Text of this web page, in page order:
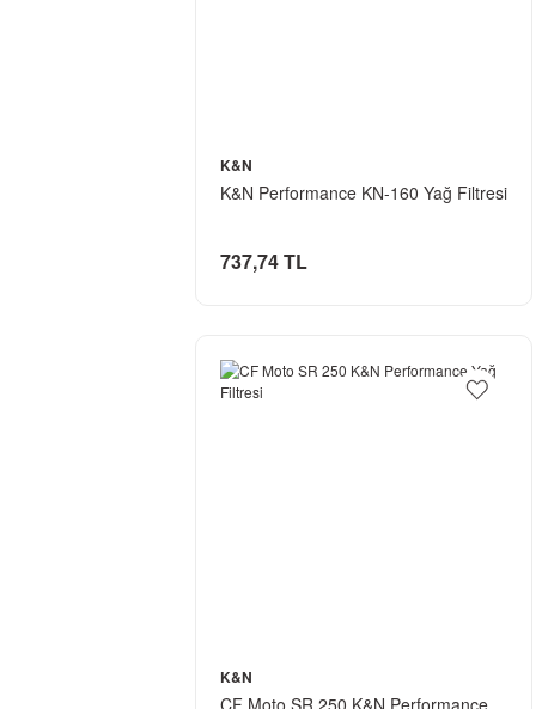
K&N
K&N Performance KN-160 Yağ Filtresi
737,74 TL
K&N
CF Moto SR 250 K&N Performance